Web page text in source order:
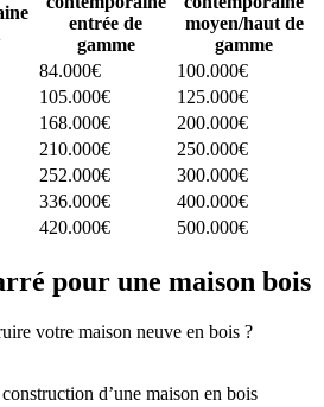
entrée de
gamme
moyen/haut de
gamme
84.000€
100.000€
105.000€
125.000€
168.000€
200.000€
210.000€
250.000€
252.000€
300.000€
336.000€
400.000€
420.000€ 500.000€
pour une maison bois
votre maison neuve en bois ?
d’une maison en bois